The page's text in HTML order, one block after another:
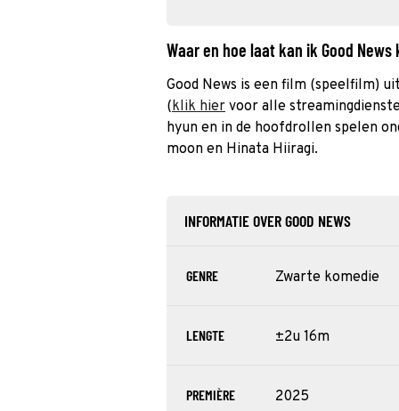
Waar en hoe laat kan ik Good
Good News is een film (speelfilm)
(klik hier voor alle
hyun en in de hoofdrollen spelen
moon en Hinata Hiiragi.
INFORMATIE OVER GOOD NEWS
GENRE Zwarte komedie
LENGTE ±2u 16m
PREMIÈRE 2025